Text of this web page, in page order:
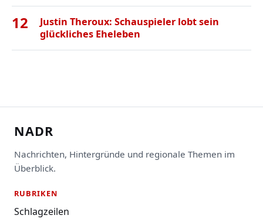
12
Justin Theroux: Schauspieler lobt sein
glückliches Eheleben
NADR
Nachrichten, Hintergründe und regionale Themen im
Überblick.
RUBRIKEN
Schlagzeilen